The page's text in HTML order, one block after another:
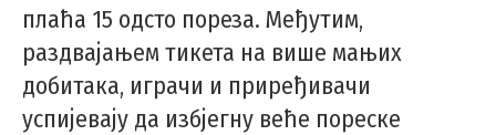
плаћа 15 одсто пореза. Међутим,
раздвајањем тикета на више мањих
добитака, играчи и приређивачи
успијевају да избјегну веће пореске